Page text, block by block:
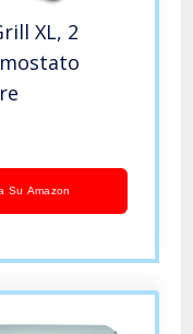
XL, 2
Su Amazon